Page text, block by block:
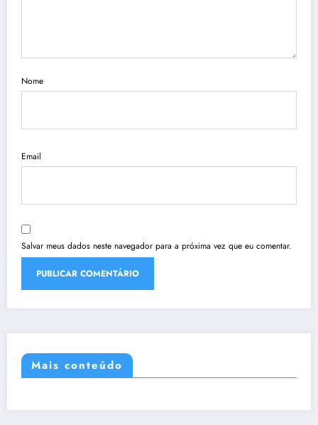
Nome
Email
Salvar meus dados neste navegador para a próxima vez que eu comentar.
Mais conteúdo